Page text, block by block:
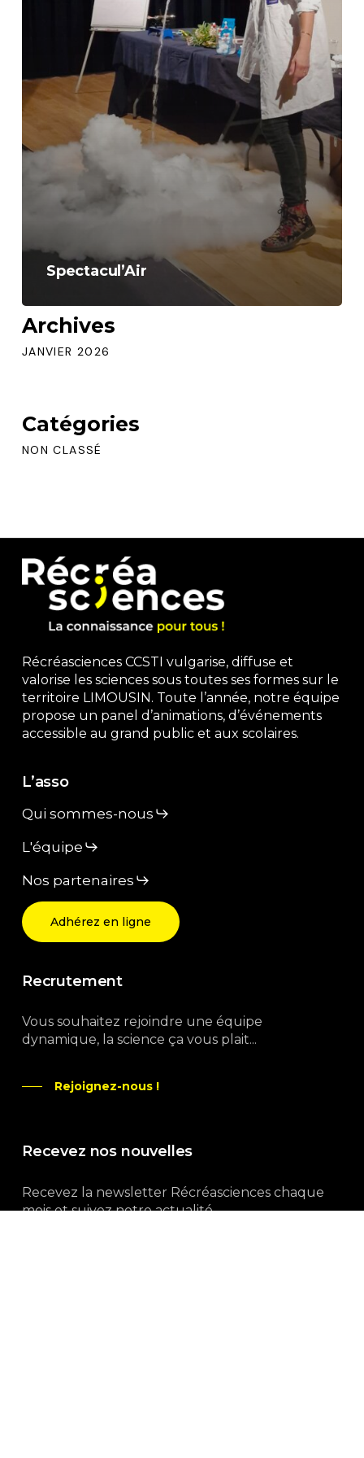
Spectacul’Air
Archives
JANVIER 2026
Catégories
NON CLASSÉ
Récréasciences CCSTI vulgarise, diffuse et
valorise les sciences sous toutes ses formes sur le
territoire LIMOUSIN. Toute l’année, notre équipe
propose un panel d’animations, d’événements
accessible au grand public et aux scolaires.
L’asso
Qui sommes-nous
L'équipe
Nos partenaires
Adhérez en ligne
Recrutement
Vous souhaitez rejoindre une équipe
dynamique, la science ça vous plait...
Rejoignez-nous !
Recevez nos nouvelles
Recevez la newsletter Récréasciences chaque
mois et suivez notre actualité...